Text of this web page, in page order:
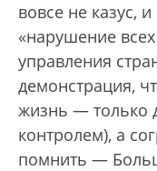
вовсе не казус,
«нарушение
управления
демонстрация,
жизнь — только
контролем), а
помнить —